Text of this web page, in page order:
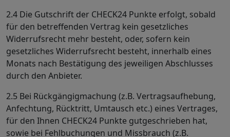
2.4 Die Gutschrift der CHECK24 Punkte erfolgt, sobald
für den betreffenden Vertrag kein gesetzliches
Widerrufsrecht mehr besteht, oder, sofern kein
gesetzliches Widerrufsrecht besteht, innerhalb eines
Monats nach Bestätigung des jeweiligen Abschlusses
durch den Anbieter.
2.5 Bei Rückgängigmachung (z.B. Vertragsaufhebung,
Anfechtung, Rücktritt, Umtausch etc.) eines Vertrages,
für den Ihnen CHECK24 Punkte gutgeschrieben hat,
sowie bei Fehlbuchungen und Missbrauch (z.B.